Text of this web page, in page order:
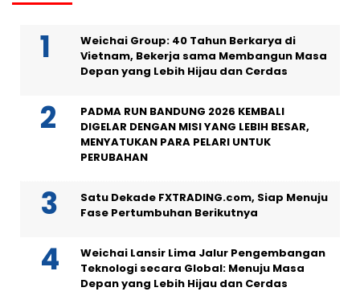
Weichai Group: 40 Tahun Berkarya di
Vietnam, Bekerja sama Membangun Masa
Depan yang Lebih Hijau dan Cerdas
PADMA RUN BANDUNG 2026 KEMBALI
DIGELAR DENGAN MISI YANG LEBIH BESAR,
MENYATUKAN PARA PELARI UNTUK
PERUBAHAN
Satu Dekade FXTRADING.com, Siap Menuju
Fase Pertumbuhan Berikutnya
Weichai Lansir Lima Jalur Pengembangan
Teknologi secara Global: Menuju Masa
Depan yang Lebih Hijau dan Cerdas